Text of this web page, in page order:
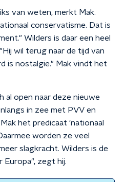
van weten, merkt Mak.
conservatisme. Dat is
Wilders is daar een heel
wil terug naar de tijd van
is nostalgie." Mak vindt het
al open naar deze nieuwe
in zee met PVV en
het predicaat 'nationaal
worden ze veel
slagkracht. Wilders is de
zegt hij.